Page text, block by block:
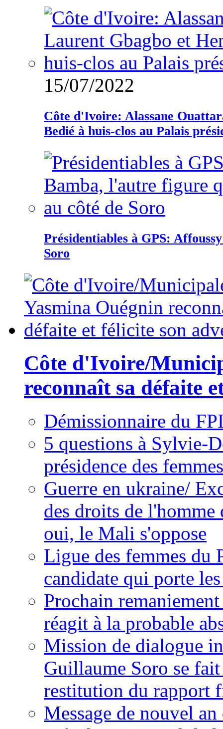
15/07/2022
Côte d'Ivoire: Alassane
Bedié à huis-clos au Palais
Présidentiables à GPS:
Soro
Côte d'Ivoire/
reconnaît sa défaite
Démissionnaire du
5 questions à Sylvie-
présidence des
Guerre en ukraine/
des droits de
oui, le Mali s'oppose
Ligue des femmes du
candidate qui porte
Prochain
réagit à la probable
Mission de dialogue
Guillaume Soro se
restitution du rapport
Message de nouvel